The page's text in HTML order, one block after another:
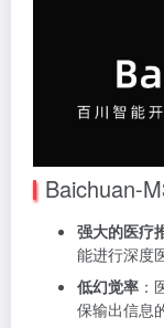
Baichuan-
强大的医疗
能进行深度
低幻觉率
保输出信息